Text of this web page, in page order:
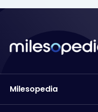
Milesopedia